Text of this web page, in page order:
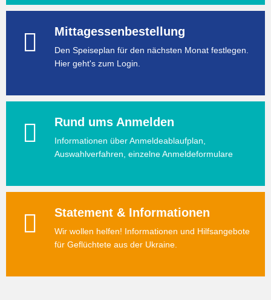
Mittagessenbestellung
Den Speiseplan für den nächsten Monat festlegen.
Hier geht's zum Login.
Rund ums Anmelden
Informationen über Anmeldeablaufplan,
Auswahlverfahren, einzelne Anmeldeformulare
Statement & Informationen
Wir wollen helfen! Informationen und Hilfsangebote
für Geflüchtete aus der Ukraine.